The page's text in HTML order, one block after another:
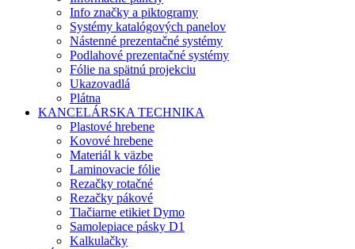
Info značky a piktogramy
Systémy katalógových panelov
Nástenné prezentačné systémy
Podlahové prezentačné systémy
Fólie na spätnú projekciu
Ukazovadlá
Plátna
KANCELÁRSKA TECHNIKA
Plastové hrebene
Kovové hrebene
Materiál k väzbe
Laminovacie fólie
Rezačky rotačné
Rezačky pákové
Tlačiarne etikiet Dymo
Samolepiace pásky D1
Kalkulačky